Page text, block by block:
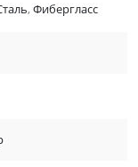
,Фибергласс